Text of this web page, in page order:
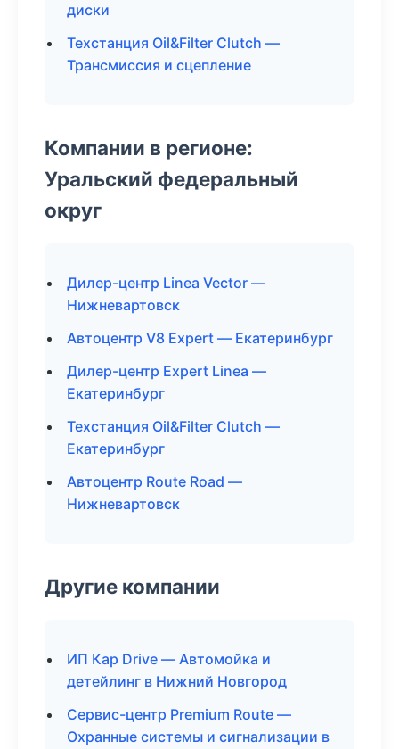
диски
Техстанция Oil&Filter Clutch —
Трансмиссия и сцепление
Компании в регионе:
Уральский федеральный
округ
Дилер-центр Linea Vector —
Нижневартовск
Автоцентр V8 Expert — Екатеринбург
Дилер-центр Expert Linea —
Екатеринбург
Техстанция Oil&Filter Clutch —
Екатеринбург
Автоцентр Route Road —
Нижневартовск
Другие компании
ИП Кар Drive — Автомойка и
детейлинг в Нижний Новгород
Сервис-центр Premium Route —
Охранные системы и сигнализации в